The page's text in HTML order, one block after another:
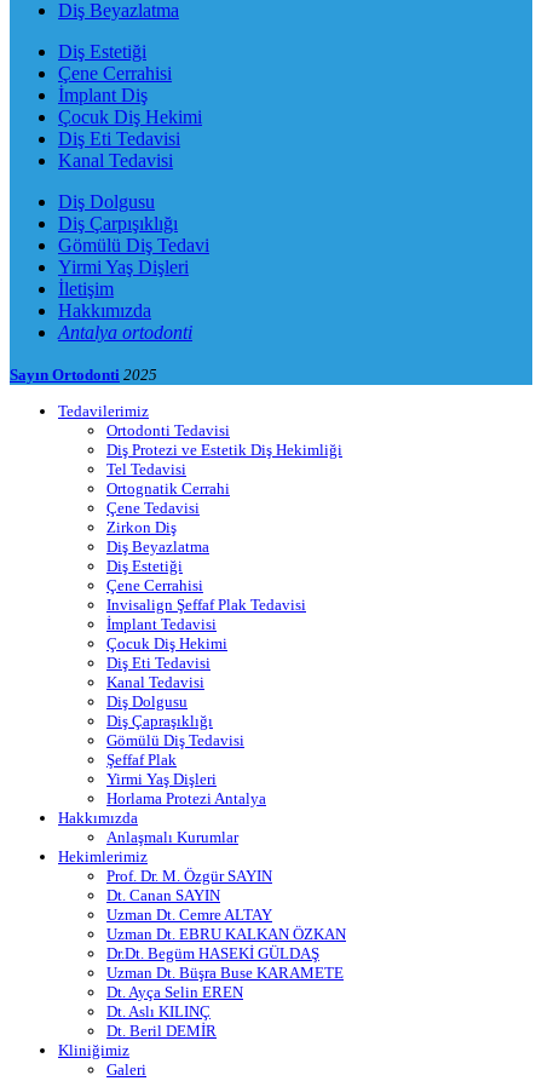
Diş Beyazlatma
Diş Estetiği
Çene Cerrahisi
İmplant Diş
Çocuk Diş Hekimi
Diş Eti Tedavisi
Kanal Tedavisi
Diş Dolgusu
Diş Çarpışıklığı
Gömülü Diş Tedavi
Yirmi Yaş Dişleri
İletişim
Hakkımızda
Antalya ortodonti
Sayın Ortodonti 2025
Tedavilerimiz
Ortodonti Tedavisi
Diş Protezi ve Estetik Diş Hekimliği
Tel Tedavisi
Ortognatik Cerrahi
Çene Tedavisi
Zirkon Diş
Diş Beyazlatma
Diş Estetiği
Çene Cerrahisi
Invisalign Şeffaf Plak Tedavisi
İmplant Tedavisi
Çocuk Diş Hekimi
Diş Eti Tedavisi
Kanal Tedavisi
Diş Dolgusu
Diş Çapraşıklığı
Gömülü Diş Tedavisi
Şeffaf Plak
Yirmi Yaş Dişleri
Horlama Protezi Antalya
Hakkımızda
Anlaşmalı Kurumlar
Hekimlerimiz
Prof. Dr. M. Özgür SAYIN
Dt. Canan SAYIN
Uzman Dt. Cemre ALTAY
Uzman Dt. EBRU KALKAN ÖZKAN
Dr.Dt. Begüm HASEKİ GÜLDAŞ
Uzman Dt. Büşra Buse KARAMETE
Dt. Ayça Selin EREN
Dt. Aslı KILINÇ
Dt. Beril DEMİR
Kliniğimiz
Galeri